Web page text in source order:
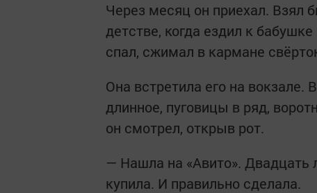
Через месяц он приехал. Взял
детстве, когда ездил к
спал, сжимал в кармане
Она встретила его на
длинное, пуговицы в ряд,
он смотрел, открыв рот.
— Нашла на «Авито». Двадцать
купила. И правильно сделала.